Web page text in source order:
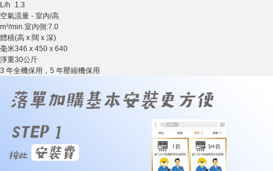
L/h
1.3
空氣流量 - 室內/高
m³/min.室內側:7.0
體積(高 x 闊 x 深)
毫米346 x 450 x 640
淨重30公斤
3 年全機保用，5 年壓縮機保用